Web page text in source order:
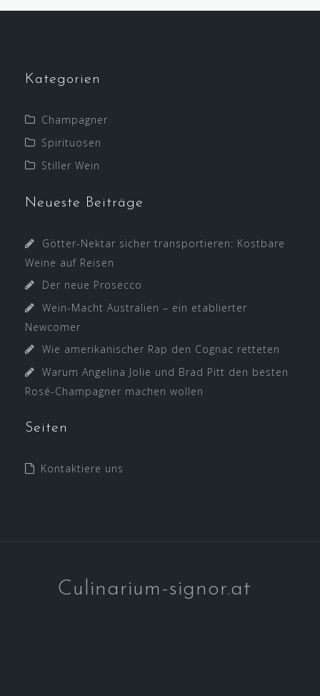
Kategorien
Champagner
Spirituosen
Stiller Wein
Neueste Beiträge
Götter-Nektar sicher transportieren: Kostbare
Weine auf Reisen
Der neue Prosecco
Wein-Macht Australien – ein etablierter
Newcomer
Wie amerikanischer Rap den Cognac retteten
Warum Angelina Jolie und Brad Pitt den besten
Rosé-Champagner machen wollen
Seiten
Kontaktiere uns
Culinarium-signor.at